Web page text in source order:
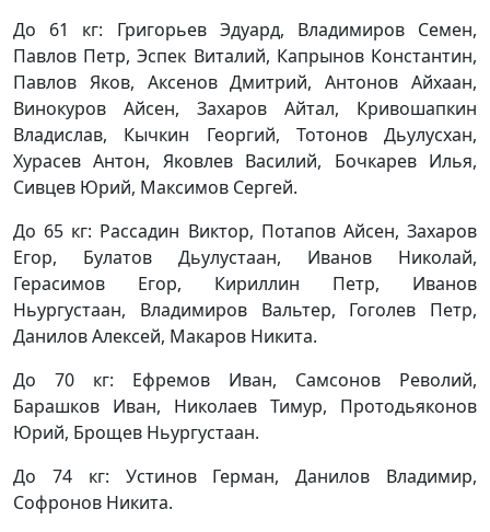
До 61 кг: Григорьев Эдуард, Владимиров Семен,
Павлов Петр, Эспек Виталий, Капрынов Константин,
Павлов Яков, Аксенов Дмитрий, Антонов Айхаан,
Винокуров Айсен, Захаров Айтал, Кривошапкин
Владислав, Кычкин Георгий, Тотонов Дьулусхан,
Хурасев Антон, Яковлев Василий, Бочкарев Илья,
Сивцев Юрий, Максимов Сергей.
До 65 кг: Рассадин Виктор, Потапов Айсен, Захаров
Егор, Булатов Дьулустаан, Иванов Николай,
Герасимов Егор, Кириллин Петр, Иванов
Ньургустаан, Владимиров Вальтер, Гоголев Петр,
Данилов Алексей, Макаров Никита.
До 70 кг: Ефремов Иван, Самсонов Револий,
Барашков Иван, Николаев Тимур, Протодьяконов
Юрий, Брощев Ньургустаан.
До 74 кг: Устинов Герман, Данилов Владимир,
Софронов Никита.